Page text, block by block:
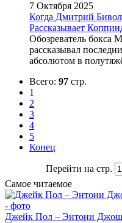
7 Октября 2025
Когда Дмитрий Бивол
Рассказывает
Обозреватель бокса
рассказывал
абсолютом в
Всего: 97 стр.
1
2
3
4
5
Конец
Перейти на стр.
Самое читаемое
Джейк Пол – Энтони